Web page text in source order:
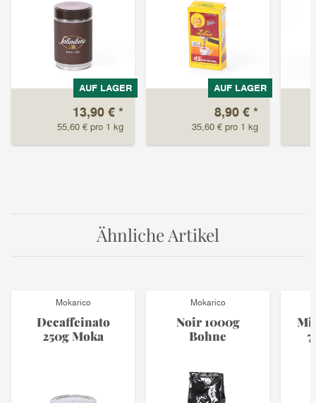
AUF LAGER
13,90 € *
55,60 € pro 1 kg
AUF LAGER
8,90 € *
35,60 € pro 1 kg
Ähnliche Artikel
Mokarico
Decaffeinato
250g Moka
Mokarico
Noir 1000g
Bohne